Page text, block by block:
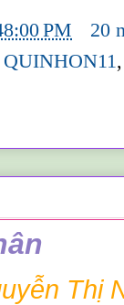
PM
20
QUINHON11
Thị